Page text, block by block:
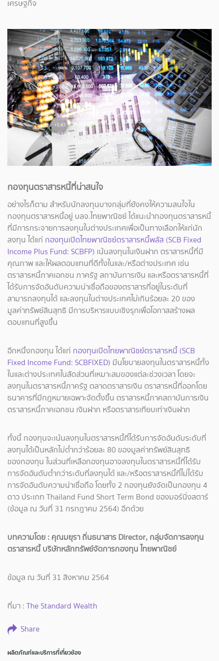
เศรษฐกิจ
กองทุนตราสารหนี้ที่น่าสนใจ
อย่างไรก็ตาม สำหรับนักลงทุนบางกลุ่มที่ยังคงให้ความสนใจใน
กองทุนตราสารหนี้อยู่ บลจ.ไทยพาณิชย์ ได้แนะนำกองทุนตราสารหนี้
ที่มีการกระจายการลงทุนในต่างประเทศเพื่อเป็นทางเลือกให้แก่นัก
ลงทุน ได้แก่ กองทุนเปิดไทยพาณิชย์ตราสารหนี้พลัส (SCB Fixed
Income Plus Fund: SCBFP) เน้นลงทุนในเงินฝาก ตราสารหนี้ที่มี
คุณภาพ และให้ผลตอบแทนที่ดีทั้งในและ/หรือต่างประเทศ เช่น
ตราสารหนี้ภาคเอกชน ภาครัฐ สถาบันการเงิน และหรือตราสารหนี้ที่
ได้รับการจัดอันดับความน่าเชื่อถือของตราสารที่อยู่ในระดับที่
สามารถลงทุนได้ และลงทุนในต่างประเทศไม่เกินร้อยละ 20 ของ
มูลค่าทรัพย์สินสุทธิ มีการบริหารแบบเชิงรุกเพื่อโอกาสสร้างผล
ตอบแทนที่สูงขึ้น
อีกหนึ่งกองทุน ได้แก่ กองทุนเปิดไทยพาณิชย์ตราสารหนี้ (SCB
Fixed Income Fund: SCBFIXED) มีนโยบายลงทุนในตราสารหนี้ทั้ง
ในและต่างประเทศในสัดส่วนที่เหมาะสมของแต่ละช่วงเวลา โดยจะ
ลงทุนในตราสารหนี้ภาครัฐ ตลาดตราสารเงิน ตราสารหนี้ที่ออกโดย
ธนาคารที่มีกฎหมายเฉพาะจัดตั้งขึ้น ตราสารหนี้ภาคสถาบันการเงิน
ตราสารหนี้ภาคเอกชน เงินฝาก หรือตราสารเทียบเท่าเงินฝาก
ทั้งนี้ กองทุนจะเน้นลงทุนในตราสารหนี้ที่ได้รับการจัดอันดับระดับที่
ลงทุนได้เป็นหลักไม่ต่ำกว่าร้อยละ 80 ของมูลค่าทรัพย์สินสุทธิ
ของกองทุน ในส่วนที่เหลือกองทุนอาจลงทุนในตราสารหนี้ที่ได้รับ
การจัดอันดับต่ำกว่าระดับที่ลงทุนได้ และ/หรือตราสารหนี้ที่ไม่ได้รับ
การจัดอันดับความน่าเชื่อถือ โดยทั้ง 2 กองทุนยังจัดเป็นกองทุน 4
ดาว ประเภท Thailand Fund Short Term Bond ของมอร์นิ่งสตาร์
(ข้อมูล ณ วันที่ 31 กรกฎาคม 2564) อีกด้วย
บทความโดย : คุณมยุรา ถิ่นธนาสาร Director, กลุ่มจัดการลงทุน
ตราสารหนี้ บริษัทหลักทรัพย์จัดการกองทุน ไทยพาณิชย์
ข้อมูล ณ วันที่ 31 สิงหาคม 2564
ที่มา : The Standard Wealth
Share
ผลิตภัณฑ์และบริการที่เกี่ยวข้อง